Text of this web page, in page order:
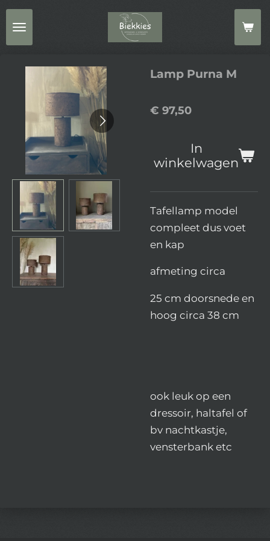
Ga
direct
naar
Lamp Purna M
€ 97,50
In
winkelwagen
Tafellamp model
compleet dus voet
en kap
afmeting circa
25 cm doorsnede en
hoog circa 38 cm
ook leuk op een
dressoir, haltafel of
bv nachtkastje,
vensterbank etc